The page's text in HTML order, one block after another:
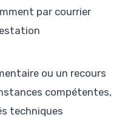
par courrier
ou un recours
compétentes,
techniques